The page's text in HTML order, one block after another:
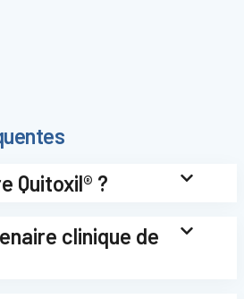
Quitoxil® ?
clinique de